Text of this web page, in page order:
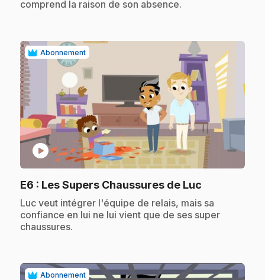
comprend la raison de son absence.
Abonnement
play_circle
E6 : Les Supers Chaussures de Luc
.Luc veut intégrer l'équipe de relais, mais sa
confiance en lui ne lui vient que de ses super
chaussures.
Abonnement